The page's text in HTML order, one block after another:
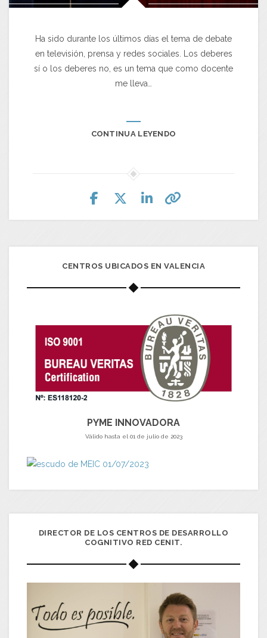
Ha sido durante los últimos días el tema de debate
en televisión, prensa y redes sociales. Los deberes
sí o los deberes no, es un tema que como docente
me lleva…
CONTINUA LEYENDO
CENTROS UBICADOS EN VALENCIA
PYME INNOVADORA
Válido hasta el 01 de julio de 2023
DIRECTOR DE LOS CENTROS DE DESARROLLO
COGNITIVO RED CENIT.